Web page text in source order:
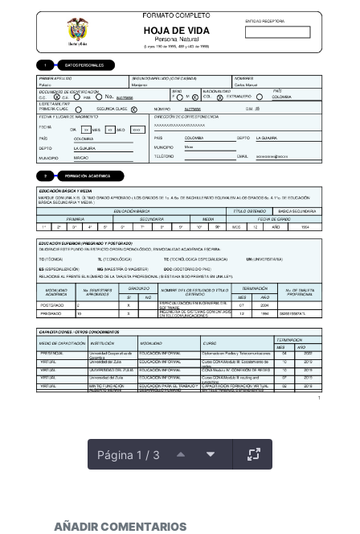
Página 1 / 3
PLANTA
AÑADIR COMENTARIOS